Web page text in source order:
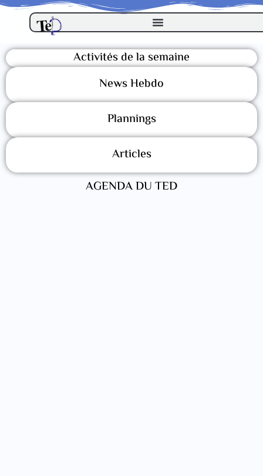
Activités de la semaine
News Hebdo
Plannings
Articles
AGENDA DU TED